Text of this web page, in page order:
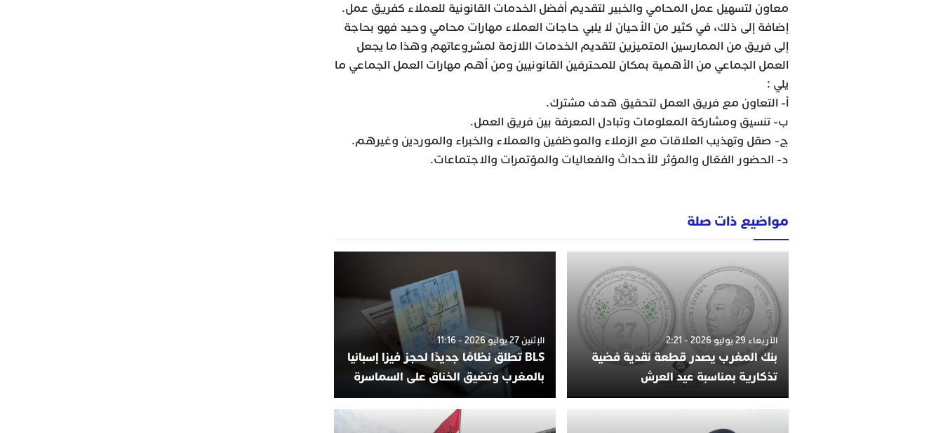
معاون لتسهيل عمل المحامي والخبير لتقديم أفضل الخدمات القانونية للعملاء كفريق عمل.
إضافة إلى ذلك، في كثير من الأحيان لا يلبي حاجات العملاء مهارات محامي وحيد فهو بحاجة
إلى فريق من الممارسين المتميزين لتقديم الخدمات اللازمة لمشروعاتهم وهذا ما يجعل
العمل الجماعي من الأهمية بمكان للمحترفين القانونيين ومن أهم مهارات العمل الجماعي ما
يلي :
أ- التعاون مع فريق العمل لتحقيق هدف مشترك.
ب- تنسيق ومشاركة المعلومات وتبادل المعرفة بين فريق العمل.
ج- صقل وتهذيب العلاقات مع الزملاء والموظفين والعملاء والخبراء والموردين وغيرهم.
د- الحضور الفعّال والمؤثر للأحداث والفعاليات والمؤتمرات والاجتماعات.
مواضيع ذات صلة
الأربعاء 29 يوليو 2026 - 2:21
بنك المغرب يصدر قطعة نقدية فضية
تذكارية بمناسبة عيد العرش
الإثنين 27 يوليو 2026 - 11:16
BLS تطلق نظامًا جديدًا لحجز فيزا إسبانيا
بالمغرب وتضيق الخناق على السماسرة